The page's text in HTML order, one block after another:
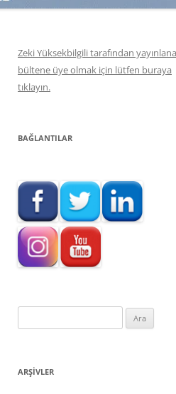
Zeki Yüksekbilgili tarafından
bültene üye olmak için lütfen buraya
tıklayın.
BAĞLANTILAR
ARŞIVLER